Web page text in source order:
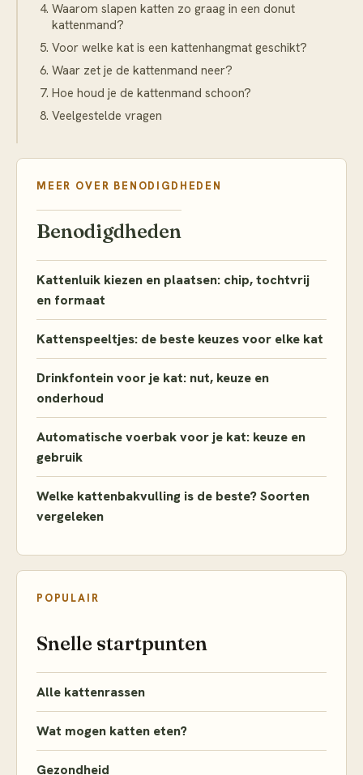
Waarom slapen katten zo graag in een donut
kattenmand?
Voor welke kat is een kattenhangmat geschikt?
Waar zet je de kattenmand neer?
Hoe houd je de kattenmand schoon?
Veelgestelde vragen
MEER OVER BENODIGDHEDEN
Benodigdheden
Kattenluik kiezen en plaatsen: chip, tochtvrij
en formaat
Kattenspeeltjes: de beste keuzes voor elke kat
Drinkfontein voor je kat: nut, keuze en
onderhoud
Automatische voerbak voor je kat: keuze en
gebruik
Welke kattenbakvulling is de beste? Soorten
vergeleken
POPULAIR
Snelle startpunten
Alle kattenrassen
Wat mogen katten eten?
Gezondheid